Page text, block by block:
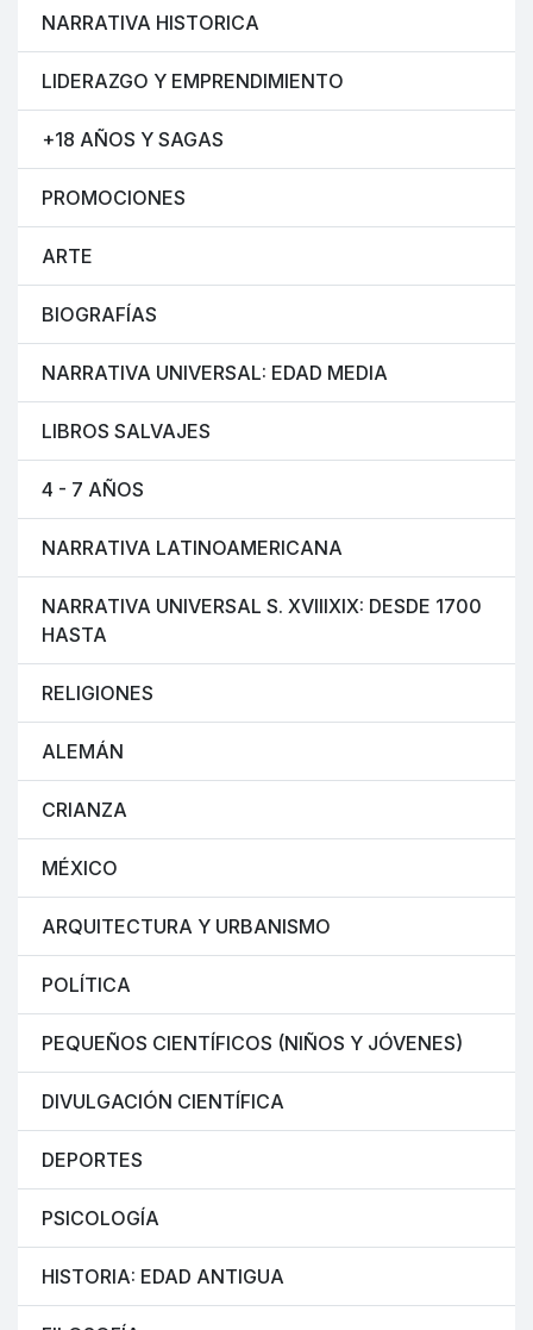
NARRATIVA HISTORICA
LIDERAZGO Y EMPRENDIMIENTO
+18 AÑOS Y SAGAS
PROMOCIONES
ARTE
BIOGRAFÍAS
NARRATIVA UNIVERSAL: EDAD MEDIA
LIBROS SALVAJES
4 - 7 AÑOS
NARRATIVA LATINOAMERICANA
NARRATIVA UNIVERSAL S. XVIIIXIX: DESDE 1700
HASTA
RELIGIONES
ALEMÁN
CRIANZA
MÉXICO
ARQUITECTURA Y URBANISMO
POLÍTICA
PEQUEÑOS CIENTÍFICOS (NIÑOS Y JÓVENES)
DIVULGACIÓN CIENTÍFICA
DEPORTES
PSICOLOGÍA
HISTORIA: EDAD ANTIGUA